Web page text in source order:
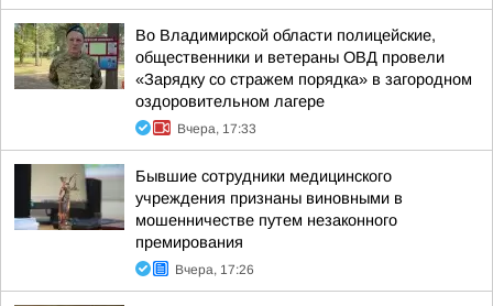
Во Владимирской области полицейские,
общественники и ветераны ОВД провели
«Зарядку со стражем порядка» в загородном
оздоровительном лагере
Вчера, 17:33
Бывшие сотрудники медицинского
учреждения признаны виновными в
мошенничестве путем незаконного
премирования
Вчера, 17:26